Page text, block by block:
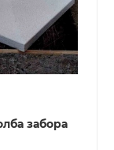
забора